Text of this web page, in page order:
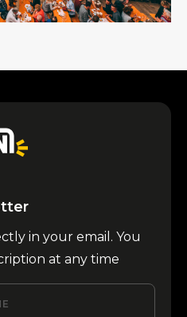
in your email. You
at any time